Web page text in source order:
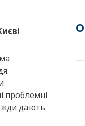
проблемні
дають